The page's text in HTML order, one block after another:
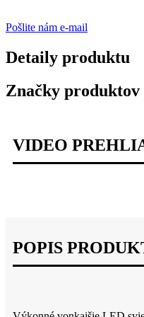
Pošlite nám e-mail
Detaily produktu
Značky produktov
VIDEO
POPIS